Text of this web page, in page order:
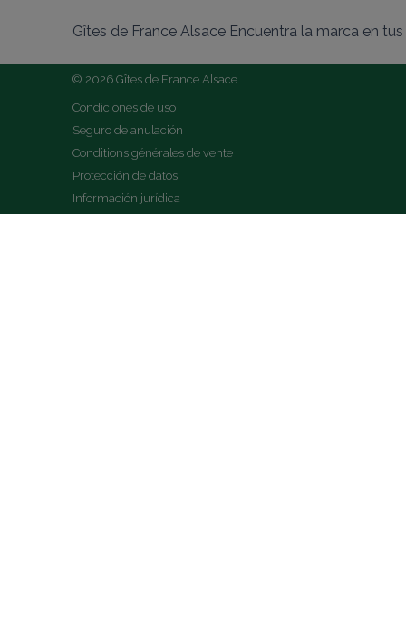
Gîtes de France Alsace Encuentra la marca en
© 2026 Gîtes de France Alsace
Condiciones de uso
Seguro de anulación
Conditions générales de vente
Protección de datos
Información jurídica